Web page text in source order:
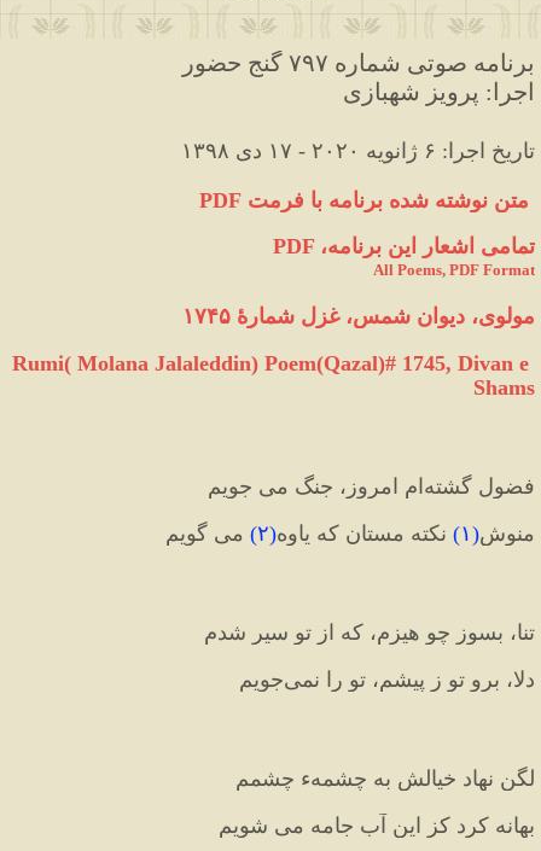
برنامه صوتی شماره ۷۹۷ گنج حضور
اجرا: پرویز شهبازی
۱۳۹۸ تاریخ اجرا: ۶ ژانویه ۲۰۲۰ - ۱۷ دی
PDF
PDF ،تمامی اشعار این برنامه
All Poems, PDF Format
مولوی، دیوان شمس، غزل شمارهٔ ۱۷۴۵
Rumi( Molana Jalaleddin) Poem(Qazal)# 1745, Divan e
Shams
فضول گشته‌ام امروز، جنگ می جویم
منوش(۱) نکته مستان که یاوه(۲) می گویم
تنا، بسوز چو هیزم، که از تو سیر شدم
دلا، برو تو ز پیشم، تو را نمی‌جویم
لگن نهاد خیالش به چشمهء چشمم
بهانه کرد کز این آب جامه می شویم